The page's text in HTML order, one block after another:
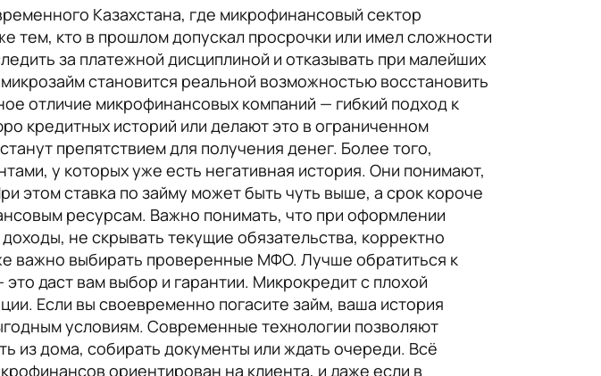
Казахстана, где микрофинансовый сектор
тем, кто в прошлом допускал просрочки или имел сложности
за платежной дисциплиной и отказывать при малейших
становится реальной возможностью восстановить
отличие микрофинансовых компаний — гибкий подход к
кредитных историй или делают это в ограниченном
препятствием для получения денег. Более того,
у которых уже есть негативная история. Они понимают,
этом ставка по займу может быть чуть выше, а срок короче
ресурсам. Важно понимать, что при оформлении
не скрывать текущие обязательства, корректно
важно выбирать проверенные МФО. Лучше обратиться к
даст вам выбор и гарантии. Микрокредит с плохой
Если вы своевременно погасите займ, ваша история
условиям. Современные технологии позволяют
из дома, собирать документы или ждать очереди. Всё
ориентирован на клиента, и даже если в